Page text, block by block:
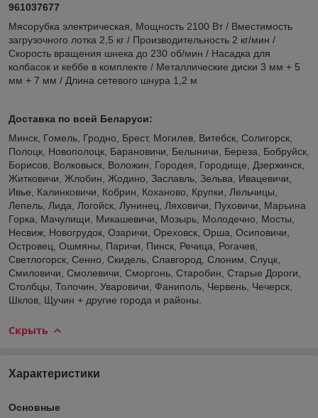
961037677
Мясорубка электрическая, Мощность 2100 Вт / Вместимость
загрузочного лотка 2,5 кг / Производительность 2 кг/мин /
Скорость вращения шнека до 230 об/мин / Насадка для
колбасок и кеббе в комплекте / Металлические диски 3 мм + 5
мм + 7 мм / Длина сетевого шнура 1,2 м
Доставка по всей Беларуси:
Минск, Гомель, Гродно, Брест, Могилев, Витебск, Солигорск,
Полоцк, Новополоцк, Барановичи, Белыничи, Береза, Бобруйск,
Борисов, Волковыск, Воложин, Городея, Городище, Дзержинск,
Житковичи, Жлобин, Жодино, Заславль, Зельва, Ивацевичи,
Ивье, Калинковичи, Кобрин, Коханово, Крупки, Лельчицы,
Лепель, Лида, Логойск, Лунинец, Ляховичи, Пуховичи, Марьина
Горка, Мачулищи, Микашевичи, Мозырь, Молодечно, Мосты,
Несвиж, Новогрудок, Озаричи, Ореховск, Орша, Осиповичи,
Островец, Ошмяны, Паричи, Пинск, Речица, Рогачев,
Светлогорск, Сенно, Скидель, Славгород, Слоним, Слуцк,
Смиловичи, Смолевичи, Сморгонь, Старобин, Старые Дороги,
Столбцы, Толочин, Уваровичи, Фаниполь, Червень, Чечерск,
Шклов, Щучин + другие города и районы.
Скрыть
Характеристики
Основные